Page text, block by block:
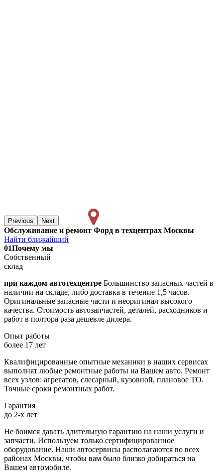
Previous Next
Обслуживание и ремонт Форд в техцентрах Москвы
Найти ближайший
01Почему мы
Собственный
склад
при каждом автотехцентре Большинство запасных частей в
наличии на складе, либо доставка в течение 1,5 часов.
Оригинальные запасные части и неоригинал высокого
качества. Стоимость автозапчастей, деталей, расходников и
работ в полтора раза дешевле дилера.
Опыт работы
более 17 лет
Квалифицированные опытные механики в наших сервисах
выполнят любые ремонтные работы на Вашем авто. Ремонт
всех узлов: агрегатов, слесарный, кузовной, плановое ТО.
Точные сроки ремонтных работ.
Гарантия
до 2-х лет
Не боимся давать длительную гарантию на наши услуги и
запчасти. Используем только сертифицированное
оборудование. Наши автосервисы располагаются во всех
районах Москвы, чтобы вам было близко добираться на
Вашем автомобиле.